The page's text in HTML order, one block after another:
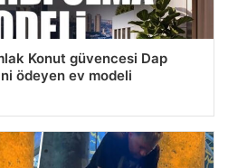
Konut güvencesi Dap
ödeyen ev modeli